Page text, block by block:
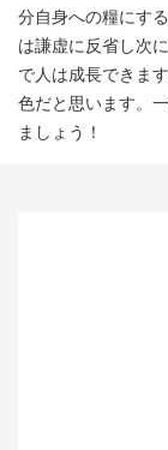
分自身への糧にす
は謙虚に反省し次
で人は成長できま
色だと思います。
ましょう！